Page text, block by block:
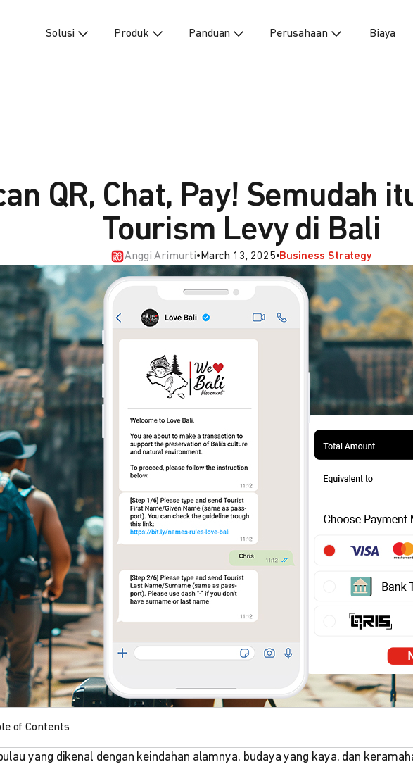
Solusi Produk Panduan Perusahaan Biaya
QR, Chat, Pay! Semudah
Tourism Levy di Bali
Anggi Arimurti• March 13, 2025•Business Strategy
of Contents
yang dikenal dengan keindahan alamnya, budaya yang kaya, dan